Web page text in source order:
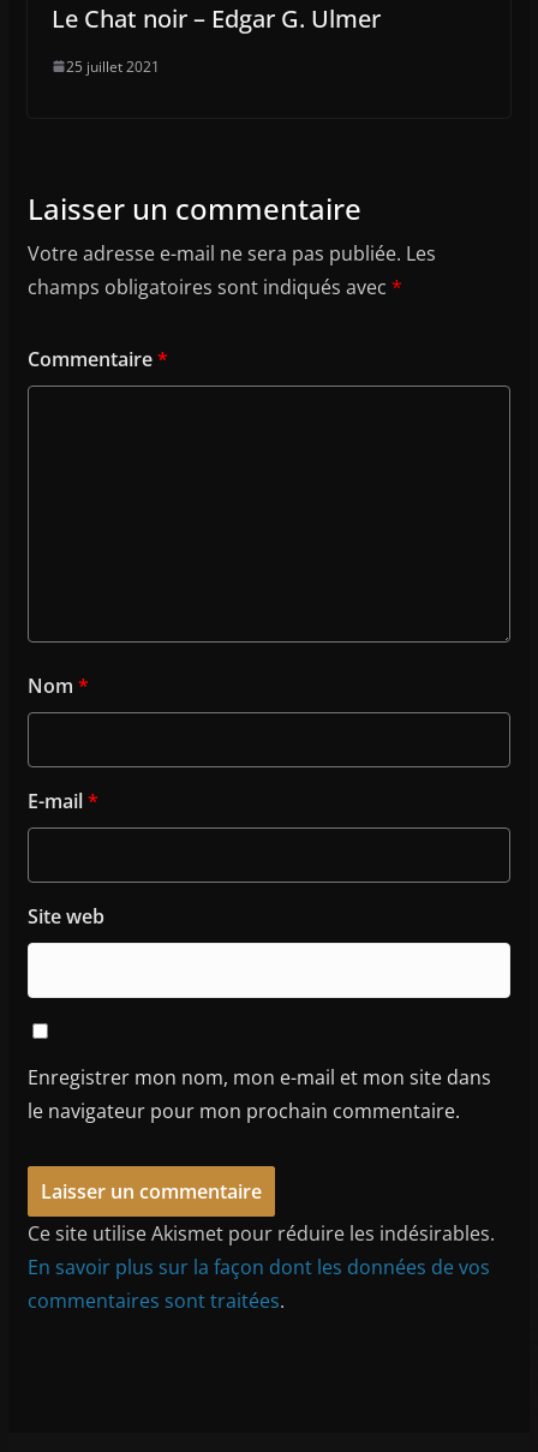
Le Chat noir – Edgar G. Ulmer
25 juillet 2021
Laisser un commentaire
Votre adresse e-mail ne sera pas publiée. Les
champs obligatoires sont indiqués avec *
Commentaire*
Nom *
E-mail*
Site web
Enregistrer mon nom, mon e-mail et mon site dans
le navigateur pour mon prochain commentaire.
Ce site utilise Akismet pour réduire les indésirables.
En savoir plus sur la façon dont les données de vos
commentaires sont traitées.